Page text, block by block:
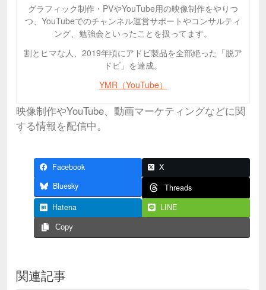
グラフィック制作・PVやYouTube用の映像制作をやりつ
つ、YouTubeでのチャンネル運営サポートやコンサルティ
ング、勉強会といったことを扱ってます。
割とヒマな人、2019年頃にアドビ製品を全部絶った「脱ア
ドビ」を達成。
YMR（YouTube）
映像制作やYouTube、動画マーケティングなどに関
する情報を配信中。
Facebook
X
Bluesky
Threads
Hatena
LINE
Copy
関連記事